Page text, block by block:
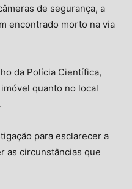
de segurança, a
encontrado morto na via
da Polícia Científica,
quanto no local
para esclarecer a
as circunstâncias que